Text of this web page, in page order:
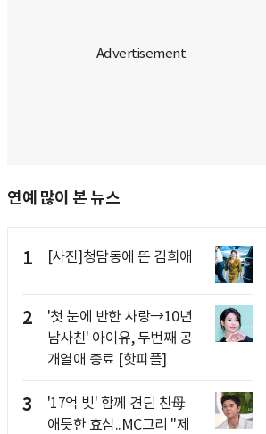
연예 많이 본 뉴스
1 [사진]청담동에 뜬 김희애
2
'첫 눈에 반한 사랑→10년
남사친' 아이유, 두번째 공
개열애 종료 [핫피플]
3
'17억 빚' 함께 견딘 친母
애틋한 효심..MC그리 "제